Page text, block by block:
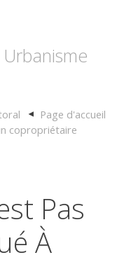
Page d'accueil
copropriétaire
Pas
À